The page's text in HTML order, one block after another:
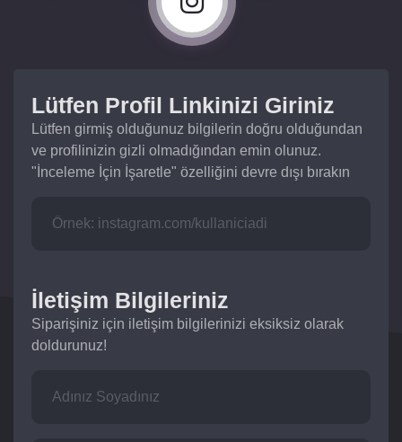
Lütfen Profil Linkinizi Giriniz
Lütfen girmiş olduğunuz bilgilerin doğru olduğundan
ve profilinizin gizli olmadığından emin olunuz.
"İnceleme İçin İşaretle" özelliğini devre dışı bırakın
İletişim Bilgileriniz
Siparişiniz için iletişim bilgilerinizi eksiksiz olarak
doldurunuz!